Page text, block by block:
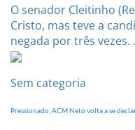
O senador Cleitinho
Cristo, mas teve a
negada por três vezes.
Sem categoria
Pressionado, ACM Neto volta a se